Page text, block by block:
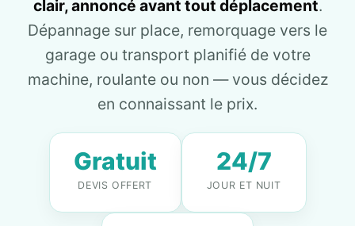
clair, annoncé avant tout déplacement.
Dépannage sur place, remorquage vers le
garage ou transport planifié de votre
machine, roulante ou non — vous décidez
en connaissant le prix.
Gratuit
DEVIS OFFERT
24/7
JOUR ET NUIT